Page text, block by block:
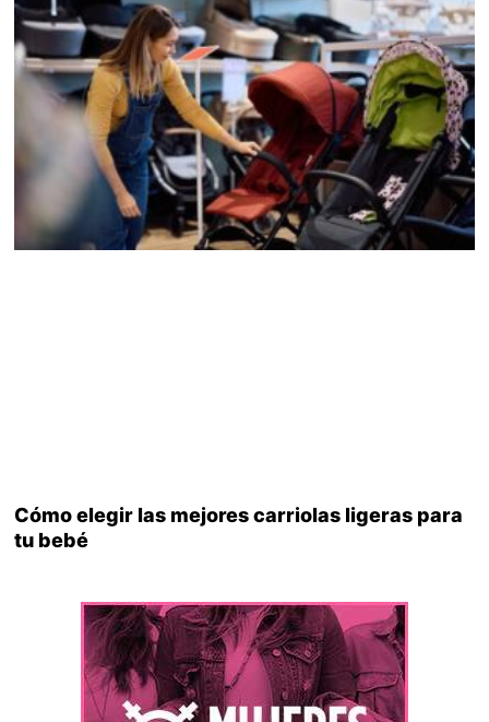
Cómo elegir las mejores carriolas ligeras para
tu bebé